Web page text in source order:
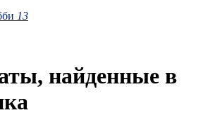
13
найденные в